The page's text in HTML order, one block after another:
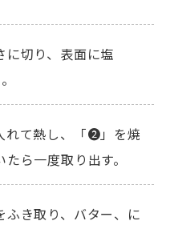
に切り、表面に塩
れて熱し、「❷」を焼
ら一度取り出す。
ふき取り、バター、に